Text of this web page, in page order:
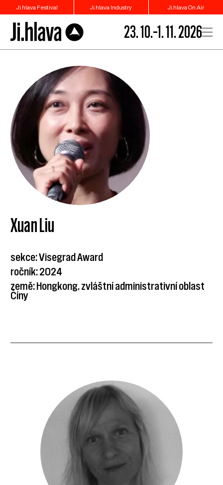
Ji.hlava Festival Ji.hlava Industry Ji.hlava On Air
23. 10.–1. 11. 2026
Xuan Liu
sekce: Visegrad Award
ročník: 2024
země: Hongkong, zvláštní administrativní oblast
Číny